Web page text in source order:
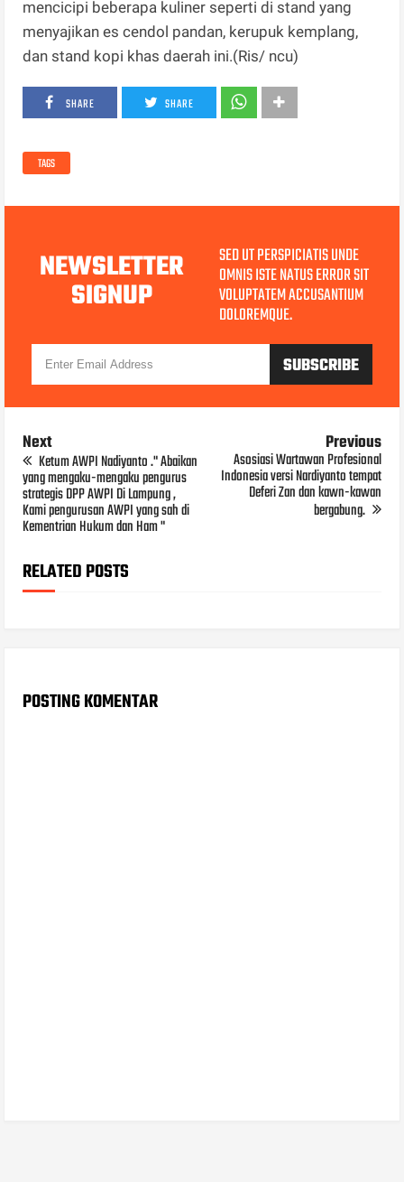
mencicipi beberapa kuliner seperti di stand yang
menyajikan es cendol pandan, kerupuk kemplang,
dan stand kopi khas daerah ini.(Ris/ ncu)
SHARE SHARE
TAGS
NEWSLETTER
SIGNUP
SED UT PERSPICIATIS UNDE
OMNIS ISTE NATUS ERROR SIT
VOLUPTATEM ACCUSANTIUM
DOLOREMQUE.
Next
Ketum AWPI Nadiyanto ." Abaikan
yang mengaku-mengaku pengurus
strategis DPP AWPI Di Lampung ,
Kami pengurusan AWPI yang sah di
Kementrian Hukum dan Ham "
Previous
Asosiasi Wartawan Profesional
Indonesia versi Nardiyanto tempat
Deferi Zan dan kawn-kawan
bergabung.
RELATED POSTS
POSTING KOMENTAR